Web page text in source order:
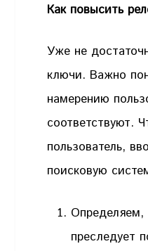
Как повысить
Уже не
ключи. Важно
намерению
соответствуют.
пользователь,
поисковую
Определяем,
преследует